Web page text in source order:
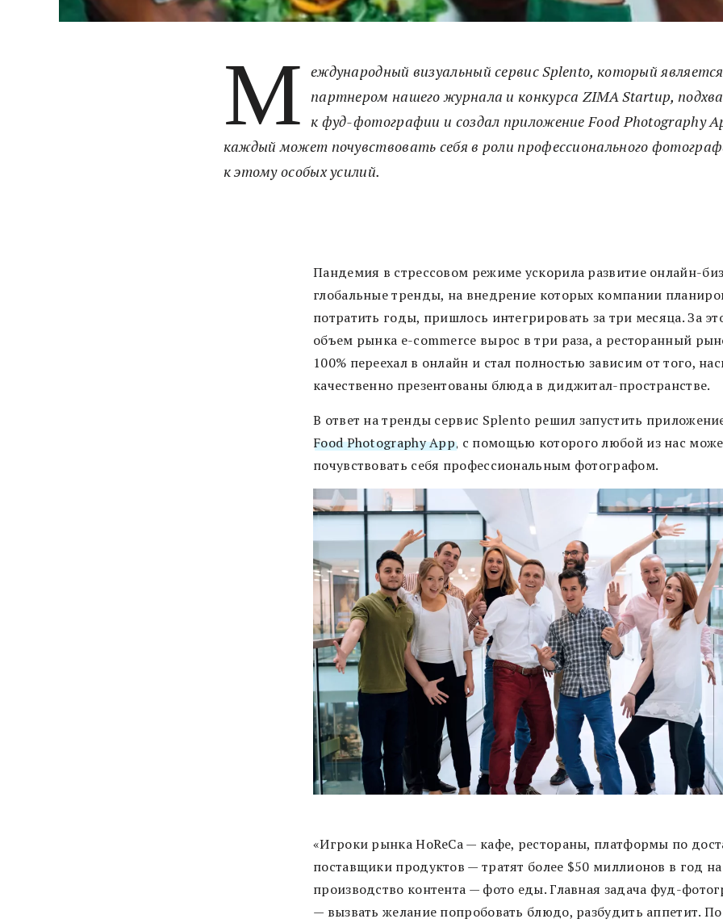
М еждународный визуальный сервис Splento, который
партнером нашего журнала и конкурса ZIMA Startup,
к фуд-фотографии и создал приложение Food Photography
каждый может почувствовать себя в роли профессионального
к этому особых усилий.
Пандемия в стрессовом режиме ускорила развитие онлайн-
глобальные тренды, на внедрение которых компании
потратить годы, пришлось интегрировать за три месяца. За
объем рынка e-commerce вырос в три раза, а ресторанный
100% переехал в онлайн и стал полностью зависим от того,
качественно презентованы блюда в диджитал-пространстве.
В ответ на тренды сервис Splento решил запустить
Food Photography App, с помощью которого любой из нас
почувствовать себя профессиональным фотографом.
«Игроки рынка HoReCa — кафе, рестораны, платформы по
поставщики продуктов — тратят более $50 миллионов в год на
производство контента — фото еды. Главная задача фуд-
— вызвать желание попробовать блюдо, разбудить аппетит. По